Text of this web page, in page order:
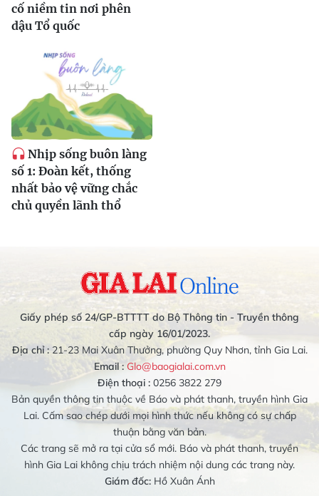
cố niềm tin nơi phên
dậu Tổ quốc
Nhịp sống buôn làng
số 1: Đoàn kết, thống
nhất bảo vệ vững chắc
chủ quyền lãnh thổ
Giấy phép số 24/GP-BTTTT do Bộ Thông tin - Truyền thông
cấp ngày 16/01/2023.
Địa chỉ :21-23 Mai Xuân Thưởng, phường Quy Nhơn, tỉnh Gia Lai.
Email : Glo@baogialai.com.vn
Điện thoại : 0256 3822 279
Bản quyền thông tin thuộc về Báo và phát thanh, truyền hình Gia
Lai. Cấm sao chép dưới mọi hình thức nếu không có sự chấp
thuận bằng văn bản.
Các trang sẽ mở ra tại cửa sổ mới. Báo và phát thanh, truyền
hình Gia Lai không chịu trách nhiệm nội dung các trang này.
Giám đốc:Hồ Xuân Ánh